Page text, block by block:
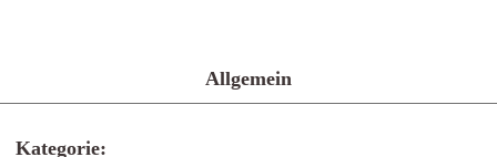
Allgemein
Kategorie: